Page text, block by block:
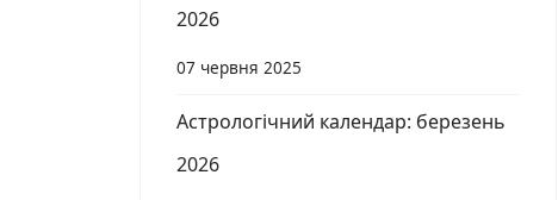
2026
07 червня 2025
Астрологічний календар: березень
2026